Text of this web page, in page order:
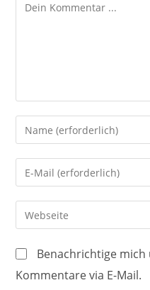
Kommentieren
Gib
deinen
Namen
oder
Benutzernamen
zum
ein
Gib
deine
E-
Mail-
zum
Kommentieren
Gib
deine
Website-
URL
ein
Benachrichtige
Kommentare via E-Mail.